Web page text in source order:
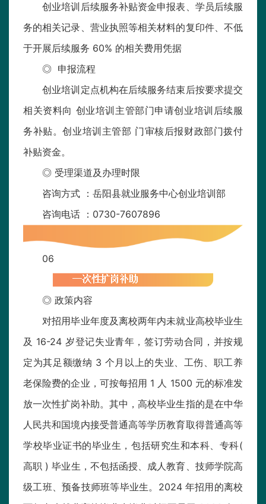
创业培训后续服务补贴资金申报表、学员后续服
务的相关记录、营业执照等相关材料的复印件、不低
于开展后续服务 60% 的相关费用凭据
◎ 申报流程
创业培训定点机构在后续服务结束后按要求提交
相关资料向 创业培训主管部门申请创业培训后续服
务补贴。创业培训主管部 门审核后报财政部门拨付
补贴资金。
◎ 受理渠道及办理时限
咨询方式 ：岳阳县就业服务中心创业培训部
咨询电话 ：0730-7607896
06
◎ 政策内容
对招用毕业年度及离校两年内未就业高校毕业生
及 16-24 岁登记失业青年，签订劳动合同，并按规
定为其足额缴纳 3 个月以上的失业、工伤、职工养
老保险费的企业，可按每招用 1 人 1500 元的标准发
放一次性扩岗补助。其中，高校毕业生指的是在中华
人民共和国境内接受普通高等学历教育取得普通高等
学校毕业证书的毕业生，包括研究生和本科、专科(
高职 ) 毕业生，不包括函授、成人教育、技师学院高
级工班、预备技师班等毕业生。2024 年招用的离校